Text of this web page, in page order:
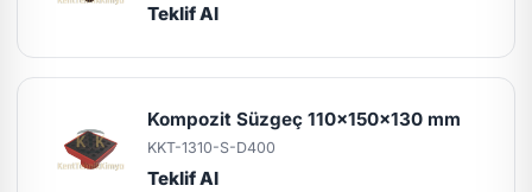
Teklif Al
Kompozit Süzgeç 110x150x130 mm
KKT-1310-S-D400
Teklif Al